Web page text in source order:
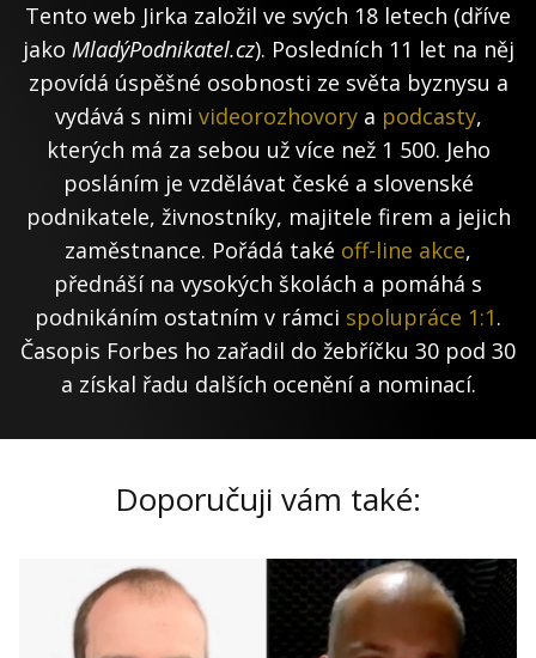
Tento web Jirka založil ve svých 18 letech (dříve
jako MladýPodnikatel.cz). Posledních 11 let na něj
zpovídá úspěšné osobnosti ze světa byznysu a
vydává s nimi videorozhovorya podcasty,
kterých má za sebou už více než 1 500. Jeho
posláním je vzdělávat české a slovenské
podnikatele, živnostníky, majitele firem a jejich
zaměstnance. Pořádá také off-line akce,
přednáší na vysokých školách a pomáhá s
podnikáním ostatním v rámci spolupráce 1:1.
Časopis Forbes ho zařadil do žebříčku 30 pod 30
a získal řadu dalších ocenění a nominací.
Doporučuji vám také: